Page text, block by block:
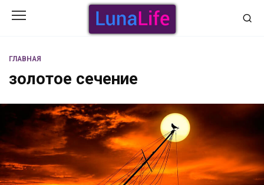
ГЛАВНАЯ
золотое сечение